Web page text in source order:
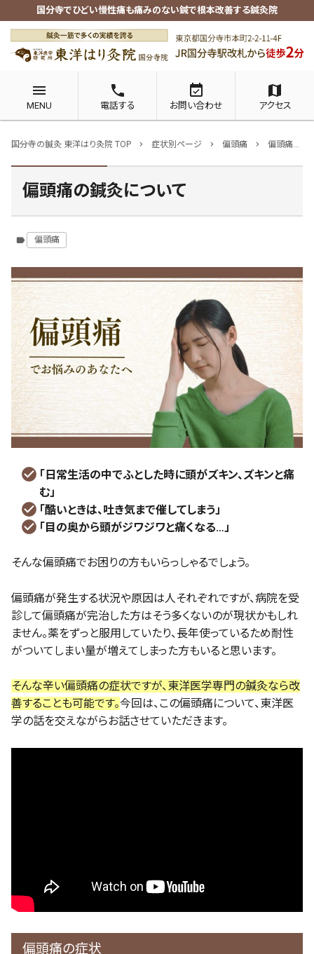
国分寺でひどい慢性痛も痛みのない鍼で根本改善する鍼灸院
menu
MENU
phone
電話する
event_available
お問い合わせ
map
アクセス
国分寺の鍼灸 東洋はり灸院 TOP chevron_right 症状別ページ chevron_right 偏頭痛 chevron_right 偏頭痛の鍼灸について
偏頭痛の鍼灸について
label 偏頭痛
「日常生活の中でふとした時に頭がズキン、ズキンと痛
む」
「酷いときは、吐き気まで催してしまう」
「目の奥から頭がジワジワと痛くなる…」
そんな偏頭痛でお困りの方もいらっしゃるでしょう。
偏頭痛が発生する状況や原因は人それぞれですが、病院を受
診して偏頭痛が完治した方はそう多くないのが現状かもしれ
ません。薬をずっと服用していたり、長年使っているため耐性
がついてしまい量が増えてしまった方もいると思います。
そんな辛い偏頭痛の症状ですが、東洋医学専門の鍼灸なら改
善することも可能です。今回は、この偏頭痛について、東洋医
学の話を交えながらお話させていただきます。
偏頭痛の症状